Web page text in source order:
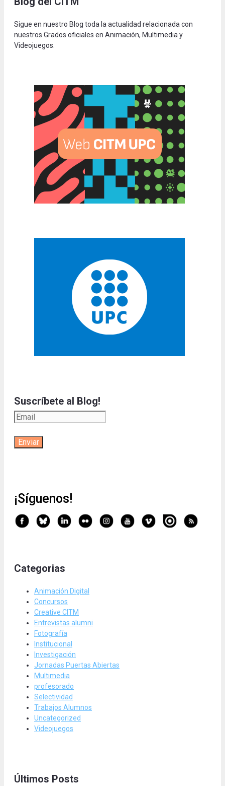
Sigue en nuestro Blog toda la actualidad relacionada con
nuestros Grados oficiales en Animación, Multimedia y
Videojuegos.
Suscríbete al Blog!
¡Síguenos!
Categorias
Animación Digital
Concursos
Creative CITM
Entrevistas alumni
Fotografía
Institucional
Investigación
Jornadas Puertas Abiertas
Multimedia
profesorado
Selectividad
Trabajos Alumnos
Uncategorized
Videojuegos
Últimos Posts